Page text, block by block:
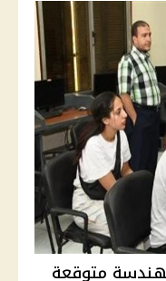
رياضة 2026: الهندسة متوقعة